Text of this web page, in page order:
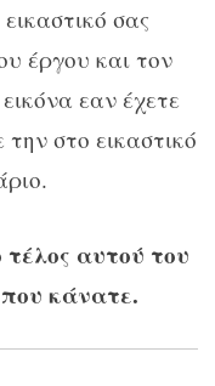
σας
έργου και τον
εαν έχετε
στο εικαστικό
αυτού του
κάνατε.